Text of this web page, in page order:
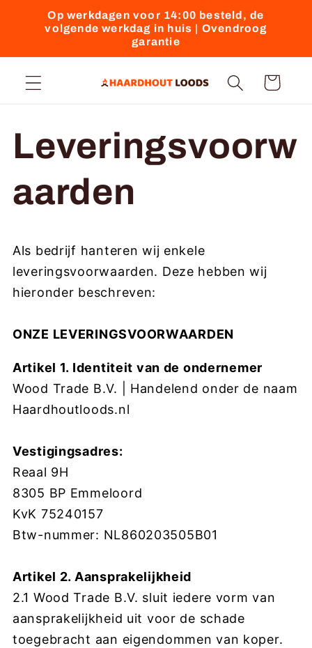
naar de
content
Op werkdagen voor 14:00 besteld, de
volgende werkdag in huis | Ovendroog
garantie
Winkelwagen
Leveringsvoorw
aarden
Als bedrijf hanteren wij enkele
leveringsvoorwaarden. Deze hebben wij
hieronder beschreven:
ONZE LEVERINGSVOORWAARDEN
Artikel 1. Identiteit van de ondernemer
Wood Trade B.V. | Handelend onder de naam
Haardhoutloods.nl
Vestigingsadres:
Reaal 9H
8305 BP Emmeloord
KvK 75240157
Btw-nummer: NL860203505B01
Artikel 2. Aansprakelijkheid
2.1 Wood Trade B.V. sluit iedere vorm van
aansprakelijkheid uit voor de schade
toegebracht aan eigendommen van koper.